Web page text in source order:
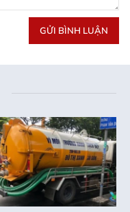
GỬI BÌNH LUẬN